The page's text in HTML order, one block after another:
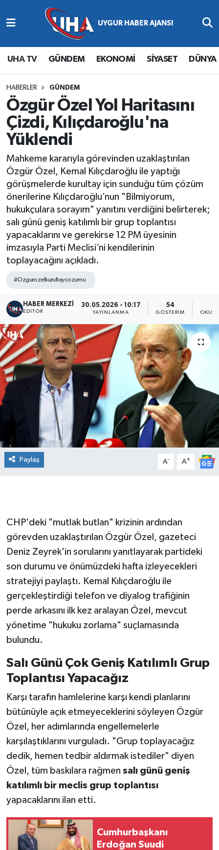
UHA TV GÜNDEM EKONOMİ SİYASET DÜNYA
HABERLER GÜNDEM
Özgür Özel Yol Haritasını
Çizdi, Kılıçdaroğlu'na
Yüklendi
Mahkeme kararıyla görevinden uzaklaştırılan
Özgür Özel, Kemal Kılıçdaroğlu ile yaptığı
görüşmelerde kurultay için sunduğu tüm çözüm
önerilerine Kılıçdaroğlu’nun "Bilmiyorum,
hukukçulara sorayım" yanıtını verdiğini belirterek;
salı günü geniş katılımlı bir grup toplantısı
yapacaklarını ve gerekirse 12 PM üyesinin
imzasıyla Parti Meclisi’ni kendilerinin
toplayacağını açıkladı.
#Ozgurozelkurultaycozumu
HABER MERKEZI
EDITÖR
30.05.2026 - 10:17
YAYINLANMA
54
GÖSTERIM
Paylaş A- A+
CHP'deki "mutlak butlan" krizinin ardından
görevden uzaklaştırılan Özgür Özel, gazeteci
Deniz Zeyrek'in sorularını yanıtlayarak partideki
son durumu ve önümüzdeki hafta izleyecekleri
stratejiyi paylaştı. Kemal Kılıçdaroğlu ile
gerçekleştirdiği telefon ve diyalog trafiğinin
perde arkasını ilk kez aralayan Özel, mevcut
yönetime "hukuku zorlama" suçlamasında
bulundu.
Salı Günü Çok Geniş Katılımlı Grup
Toplantısı Yapacağız
Karşı tarafın hamlelerine karşı kendi planlarını
bütünüyle açık etmeyeceklerini söyleyen Özgür
Özel, her adımlarında engellemelerle
karşılaştıklarını vurguladı. "Grup toplayacağız
dedik, hemen tedbir aldırmak istediler" diyen
Özel, tüm baskılara rağmen salı günü geniş
katılımlı bir meclis grup toplantısı
yapacaklarını ilan etti.
Cumhurbaşkanı
Erdoğan Suudi
Abone Ol
Gündem
Ekonomi
Magazin
Siyaset
Spor
Yaşam
Nöbetçi Eczaneler
Hava Durumu
Namaz Vakitleri
Trafik Durumu
Süper Lig Puan Durumu ve Fikstür
Tüm Manşetler
Son Dakika Haberleri
Haber Arşivi